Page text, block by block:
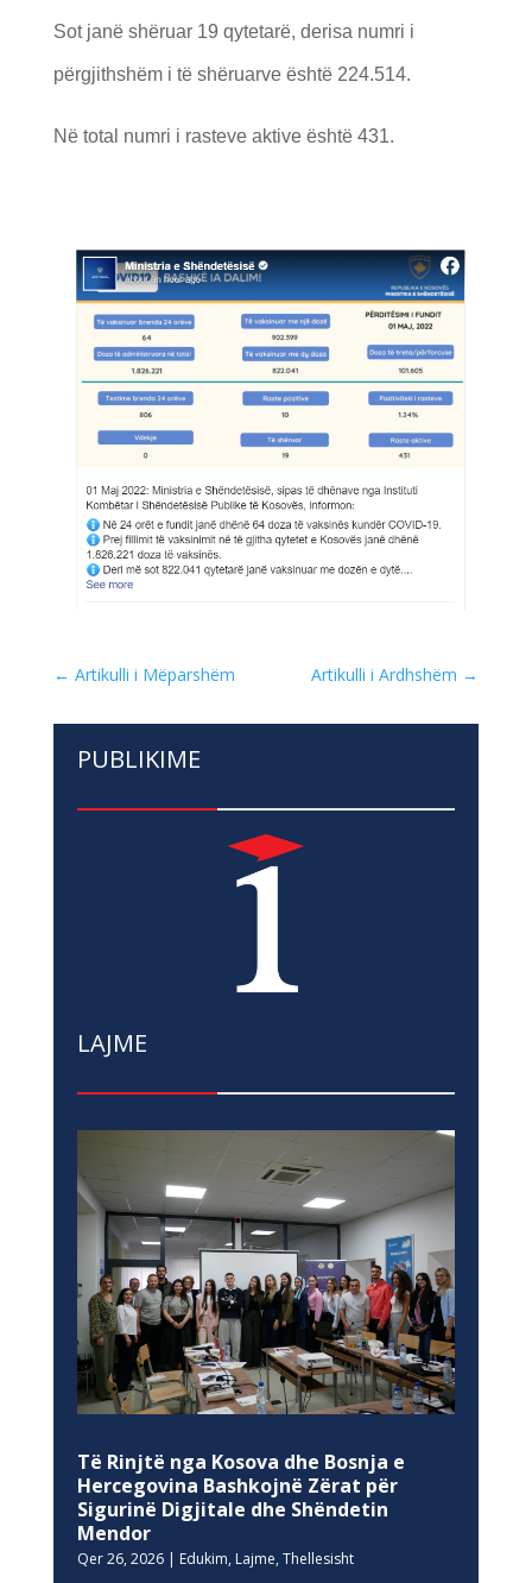
Sot janë shëruar 19 qytetarë, derisa numri i
përgjithshëm i të shëruarve është 224.514.
Në total numri i rasteve aktive është 431.
← Artikulli i Mëparshëm Artikulli i Ardhshëm →
PUBLIKIME
LAJME
Të Rinjtë nga Kosova dhe Bosnja e
Hercegovina Bashkojnë Zërat për
Sigurinë Digjitale dhe Shëndetin
Mendor
Qer 26, 2026| Edukim, Lajme, Thellesisht